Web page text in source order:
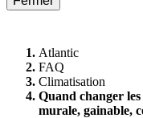
Atlantic
FAQ
Climatisation
Quand changer
murale, gainable,